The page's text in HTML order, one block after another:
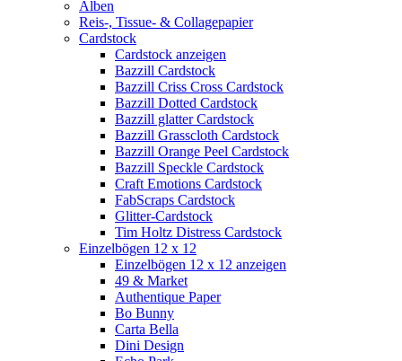
Alben
Reis-, Tissue- & Collagepapier
Cardstock
Cardstock anzeigen
Bazzill Cardstock
Bazzill Criss Cross Cardstock
Bazzill Dotted Cardstock
Bazzill glatter Cardstock
Bazzill Grasscloth Cardstock
Bazzill Orange Peel Cardstock
Bazzill Speckle Cardstock
Craft Emotions Cardstock
FabScraps Cardstock
Glitter-Cardstock
Tim Holtz Distress Cardstock
Einzelbögen 12 x 12
Einzelbögen 12 x 12 anzeigen
49 & Market
Authentique Paper
Bo Bunny
Carta Bella
Dini Design